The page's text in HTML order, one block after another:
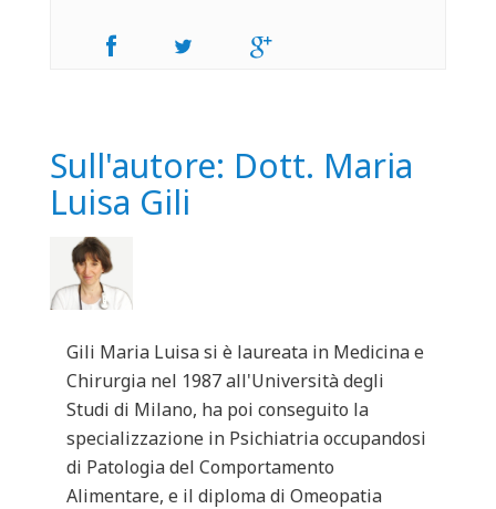
Sull'autore: Dott. Maria
Luisa Gili
Gili Maria Luisa si è laureata in Medicina e
Chirurgia nel 1987 all'Università degli
Studi di Milano, ha poi conseguito la
specializzazione in Psichiatria occupandosi
di Patologia del Comportamento
Alimentare, e il diploma di Omeopatia